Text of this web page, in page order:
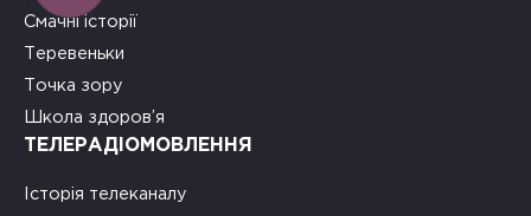
Смачні історії
Теревеньки
Точка зору
Школа здоров’я
ТЕЛЕРАДІОМОВЛЕННЯ
Історія телеканалу